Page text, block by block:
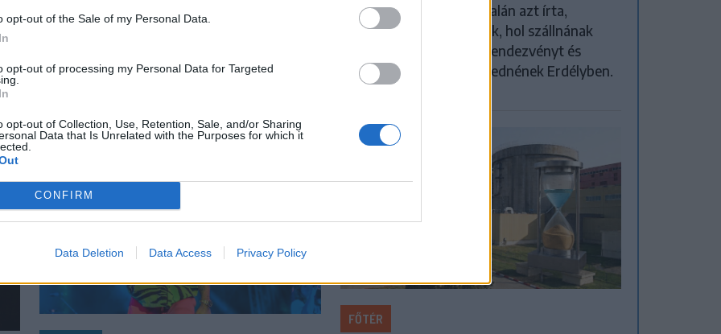
opt-out of the Sale of my Personal Data.
opt-out of processing my Personal Data for Targeted
opt-out of Collection, Use, Retention, Sale, and/or Sharing
Data that Is Unrelated with the Purposes for which it
CONFIRM
Data Deletion Data Access Privacy Policy
szerint a Székelyföld Labdarúgó Akadémia
Az előadó közösségi oldalán azt írta,
ismeretlenek azt is tudják, hol szállnának
meg, kik biztosítanák a rendezvényt és
milyen útvonalon közlekednének Erdélyben.
FŐTÉR